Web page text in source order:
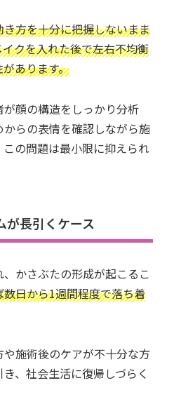
方を十分に把握しないまま
クを入れた後で左右不均衡
あります。
顔の構造をしっかり分析
らの表情を確認しながら施
の問題は最小限に抑えられ
が長引くケース
かさぶたの形成が起こるこ
日から1週間程度で落ち着
施術後のケアが不十分な方
、社会生活に復帰しづらく